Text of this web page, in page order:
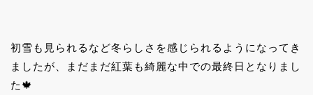
初雪も見られるなど冬らしさを感じられるようになってき
ましたが、まだまだ紅葉も綺麗な中での最終日となりまし
た🍁